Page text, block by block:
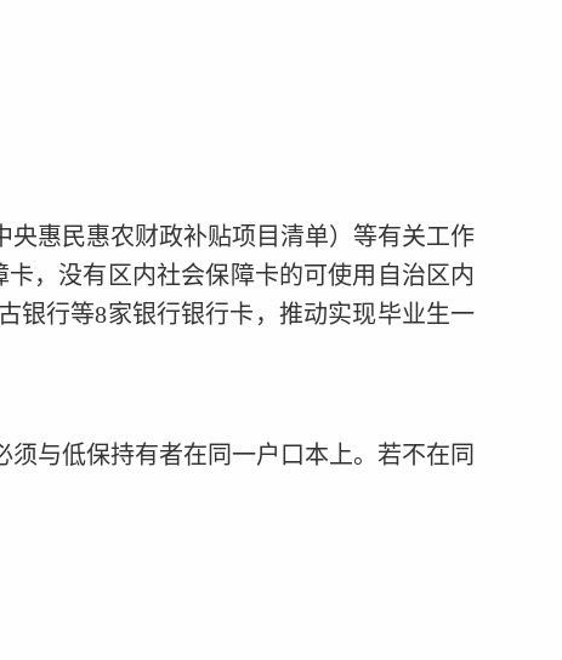
央惠民惠农财政补贴项目清单）等有关工作
，没有区内社会保障卡的可使用自治区内
银行等8家银行银行卡，推动实现毕业生一
须与低保持有者在同一户口本上。若不在同